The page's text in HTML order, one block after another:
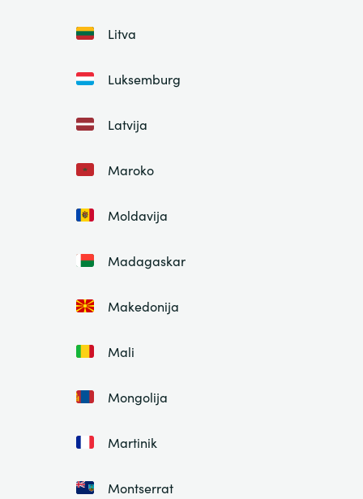
Litva
Luksemburg
Latvija
Maroko
Moldavija
Madagaskar
Makedonija
Mali
Mongolija
Martinik
Montserrat